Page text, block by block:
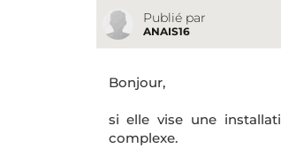
Publié par
ANAIS16
Bonjour,
si elle vise une
complexe.